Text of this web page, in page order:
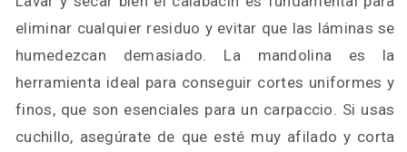
eliminar cualquier residuo y evitar que las láminas se
humedezcan demasiado. La mandolina es la
herramienta ideal para conseguir cortes uniformes y
finos, que son esenciales para un carpaccio. Si usas
cuchillo, asegúrate de que esté muy afilado y corta